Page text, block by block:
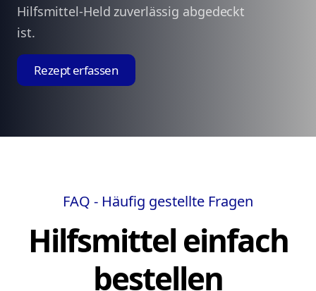
Hilfsmittel-Held zuverlässig abgedeckt
ist.
Rezept erfassen
FAQ - Häufig gestellte Fragen
Hilfsmittel einfach
bestellen